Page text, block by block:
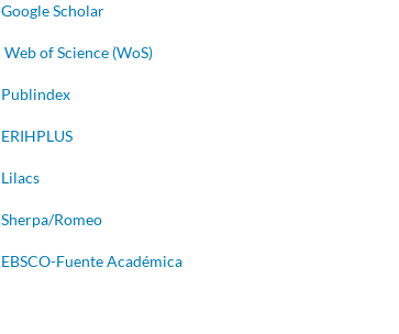
Google Scholar
Web of Science (WoS)
Publindex
ERIHPLUS
Lilacs
Sherpa/Romeo
EBSCO-Fuente Académica